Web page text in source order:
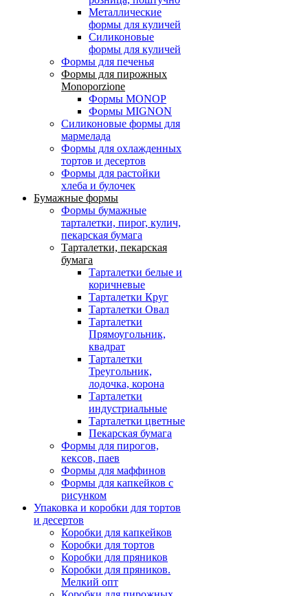
Металлические
формы для куличей
Силиконовые
формы для куличей
Формы для печенья
Формы для пирожных
Monoporzione
Формы MONOP
Формы MIGNON
Силиконовые формы для
мармелада
Формы для oхлажденных
тортов и десертов
Формы для растойки
хлеба и булочек
Бумажные формы
Формы бумажные
тарталетки, пирог, кулич,
пекарская бумага
Тарталетки, пекарская
бумага
Тарталетки белые и
коричневые
Тарталетки Круг
Тарталетки Овал
Тарталетки
Прямоугольник,
квадрат
Тарталетки
Треугольник,
лодочка, корона
Тарталетки
индустриальные
Тарталетки цветные
Пекарская бумага
Формы для пирогов,
кексов, паев
Формы для маффинов
Формы для капкейков с
рисунком
Упаковка и коробки для тортов
и десертов
Коробки для капкейков
Коробки для тортов
Коробки для пряников
Коробки для пряников.
Мелкий опт